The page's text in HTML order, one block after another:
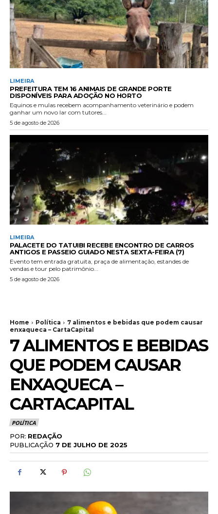
LIMEIRA
PREFEITURA TEM 16 ANIMAIS DE GRANDE PORTE
DISPONÍVEIS PARA ADOÇÃO NO HORTO
Equinos e mulas recebem acompanhamento veterinário e podem
ganhar um novo lar com tutores...
5 de agosto de 2026
LIMEIRA
PALACETE DO TATUIBI RECEBE ENCONTRO DE CARROS
ANTIGOS E PASSEIO GUIADO NESTA SEXTA-FEIRA (7)
Evento tem entrada gratuita, praça de alimentação, estandes de
vendas e tour pelo patrimônio...
5 de agosto de 2026